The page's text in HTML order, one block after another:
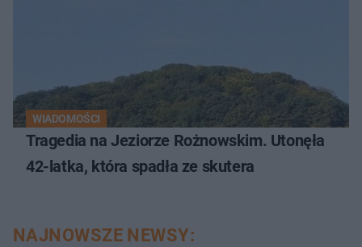
WIADOMOŚCI
Tragedia na Jeziorze Rożnowskim. Utonęła
42-latka, która spadła ze skutera
NAJNOWSZE NEWSY: